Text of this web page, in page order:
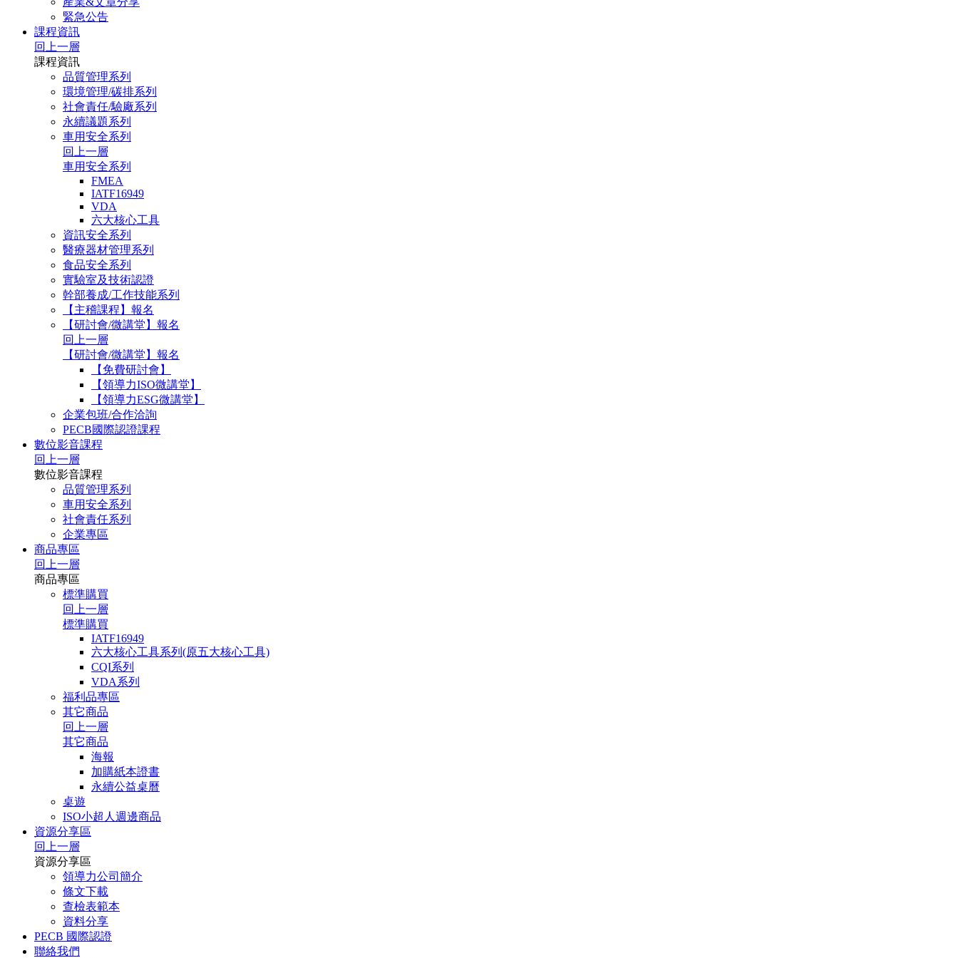
緊急公告
課程資訊
回上一層
課程資訊
品質管理系列
環境管理/碳排系列
社會責任/驗廠系列
永續議題系列
車用安全系列
回上一層
車用安全系列
FMEA
IATF16949
VDA
六大核心工具
資訊安全系列
醫療器材管理系列
食品安全系列
實驗室及技術認證
幹部養成/工作技能系列
【主稽課程】報名
【研討會/微講堂】報名
回上一層
【研討會/微講堂】報名
【免費研討會】
【領導力ISO微講堂】
【領導力ESG微講堂】
企業包班/合作洽詢
PECB國際認證課程
數位影音課程
回上一層
數位影音課程
品質管理系列
車用安全系列
社會責任系列
企業專區
商品專區
回上一層
商品專區
標準購買
回上一層
標準購買
IATF16949
六大核心工具系列(原五大核心工具)
CQI系列
VDA系列
福利品專區
其它商品
回上一層
其它商品
海報
加購紙本證書
永續公益桌曆
桌遊
ISO小超人週邊商品
資源分享區
回上一層
資源分享區
領導力公司簡介
條文下載
查檢表範本
資料分享
PECB 國際認證
聯絡我們